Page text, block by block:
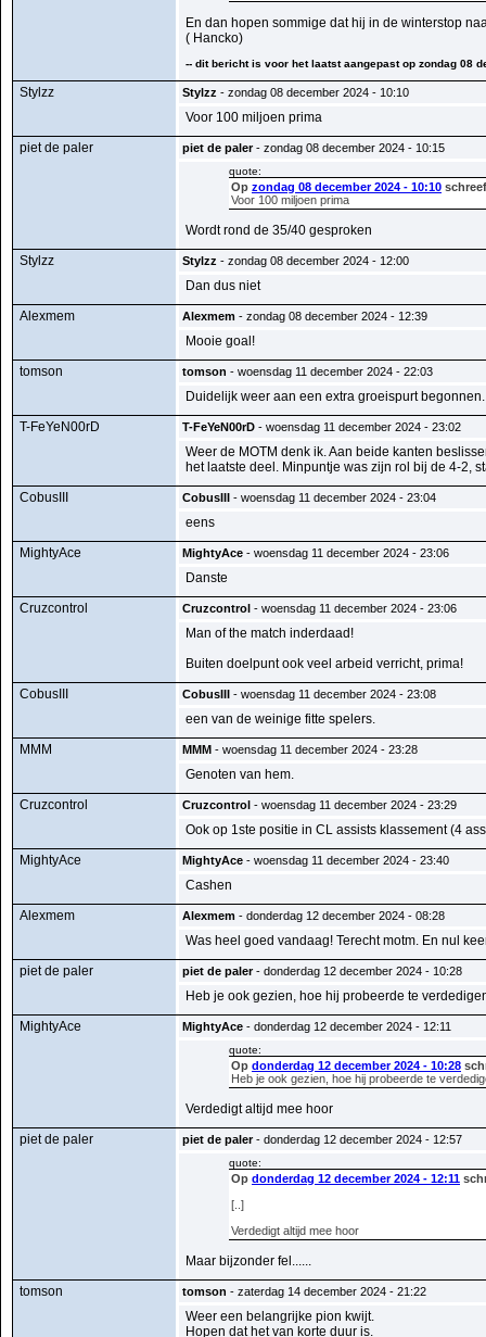
En dan hopen sommige dat hij in de winterstop
( Hancko)
-- dit bericht is voor het laatst aangepast op zondag 08
Stylzz Stylzz - zondag 08 december 2024 - 10:10
Voor 100 miljoen prima
piet de paler
piet de paler- zondag 08 december 2024 - 10:15
quote:
Op zondag 08 december 2024 - 10:10
Voor 100 miljoen prima
Wordt rond de 35/40 gesproken
Stylzz
Stylzz - zondag 08 december 2024 - 12:00
Dan dus niet
Alexmem
Alexmem - zondag 08 december 2024 - 12:39
Mooie goal!
tomson
tomson - woensdag 11 december 2024 - 22:03
Duidelijk weer aan een extra groeispurt
T-FeYeN00rD
T-FeYeN00rD - woensdag 11 december 2024 - 23:02
Weer de MOTM denk ik. Aan beide kanten
het laatste deel. Minpuntje was zijn rol bij de 4-2,
CobusIII
CobusIII - woensdag 11 december 2024 - 23:04
eens
MightyAce
MightyAce - woensdag 11 december 2024 - 23:06
Danste
Cruzcontrol
Cruzcontrol - woensdag 11 december 2024 - 23:06
Man of the match inderdaad!
Buiten doelpunt ook veel arbeid verricht, prima!
CobusIII
CobusIII - woensdag 11 december 2024 - 23:08
een van de weinige fitte spelers.
MMM
MMM - woensdag 11 december 2024 - 23:28
Genoten van hem.
Cruzcontrol
Cruzcontrol - woensdag 11 december 2024 - 23:29
Ook op 1ste positie in CL assists klassement (4
MightyAce
MightyAce - woensdag 11 december 2024 - 23:40
Cashen
Alexmem
Alexmem - donderdag 12 december 2024 - 08:28
Was heel goed vandaag! Terecht motm. En nul
piet de paler
piet de paler- donderdag 12 december 2024 - 10:28
Heb je ook gezien, hoe hij probeerde te
MightyAce
MightyAce - donderdag 12 december 2024 - 12:11
quote:
Op donderdag 12 december 2024 - 10:28
Heb je ook gezien, hoe hij probeerde te
Verdedigt altijd mee hoor
piet de paler
piet de paler- donderdag 12 december 2024 - 12:57
quote:
Op donderdag 12 december 2024 - 12:11
[..]
Verdedigt altijd mee hoor
Maar bijzonder fel......
tomson
tomson - zaterdag 14 december 2024 - 21:22
Weer een belangrijke pion kwijt.
Hopen dat het van korte duur is.